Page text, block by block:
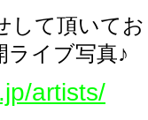
して頂いて
ライブ写真♪
artists/